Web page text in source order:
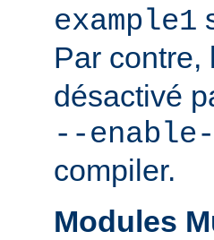
example1
Par contre,
désactivé
--enable-
compiler.
Modules